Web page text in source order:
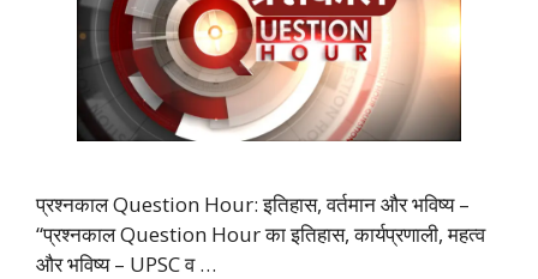
प्रश्नकाल Question Hour: इतिहास, वर्तमान और भविष्य –
“प्रश्नकाल Question Hour का इतिहास, कार्यप्रणाली, महत्व
और भविष्य – UPSC व …